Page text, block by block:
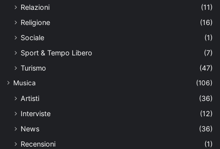
Relazioni
(11)
Religione
(16)
Sociale
(1)
Sport & Tempo Libero
(7)
Turismo
(47)
Musica (106)
Artisti
(36)
Interviste
(12)
News
(36)
Recensioni
(1)